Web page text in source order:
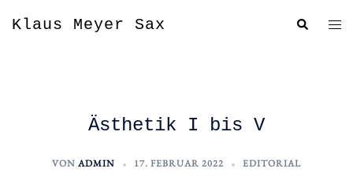
InhaltKlaus Meyer Sax Suche
Ästhetik I bis V
VON ADMIN 17. FEBRUAR 2022 EDITORIAL